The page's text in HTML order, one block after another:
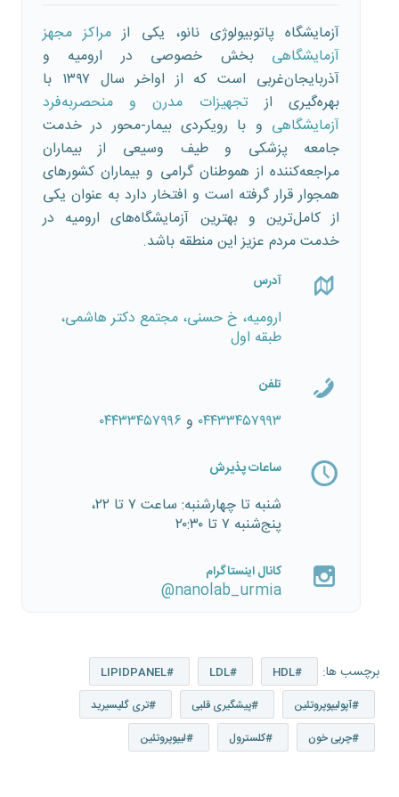
آزمایشگاه پاتوبیولوژی نانو، یکی ازمراکز مجهز
آزمایشگاهی بخش خصوصی در ارومیه و
آذربایجان‌غربی است که از اواخر سال ۱۳۹۷ با
بهره‌گیری ازتجهیزات مدرن و منحصربه‌فرد
آزمایشگاهی و با رویکردی بیمار-محور در خدمت
جامعه پزشکی و طیف وسیعی از بیماران
مراجعه‌کننده از هموطنان گرامی و بیماران کشورهای
همجوار قرار گرفته است و افتخار دارد به عنوان یکی
از کامل‌ترین و بهترین آزمایشگاه‌های ارومیه در
خدمت مردم عزیز این منطقه باشد.
آدرس
ارومیه، خ حسنی، مجتمع دکتر هاشمی،
طبقه اول
تلفن
۰۴۴۳۳۴۵۷۹۹۳ و ۰۴۴۳۳۴۵۷۹۹۶
ساعات پذیرش
شنبه تا چهارشنبه: ساعت ۷ تا ۲۲،
پنج‌شنبه ۷ تا ۲۰:۳۰
کانال اینستاگرام
nanolab_urmia
@
برچسب ها: HDL
LDL
LIPIDPANEL
آپولیپوپروتئین
پیشگیری قلبی
تری گلیسیرید
چربی خون
کلسترول لیپوپروتئین